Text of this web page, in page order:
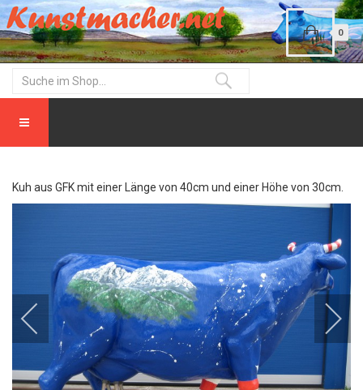
0
Kuh aus GFK mit einer Länge von 40cm und einer Höhe von 30cm.